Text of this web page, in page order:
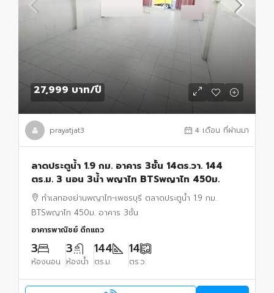
27,999 บาท/ปี
prayatjat3 4 เดือน ที่ผ่านมา
ลาดประตูน้ำ 1.9 กม. อาคาร 3ชั้น 14ตร.วา. 144
ตร.ม. 3 นอน 3น้ำ พญาไท BTSพญาไท 450ม.
ทำเลทองย่านพญาไท-เพชรบุรี ตลาดประตูน้ำ 1.9 กม.
BTSพญาไท 450ม. อาคาร 3ชั้น
อาคารพาณิชย์ ตึกแถว
3
ห้องนอน
3
ห้องน้ำ
144
ตร.ม.
14
ตร.ว.